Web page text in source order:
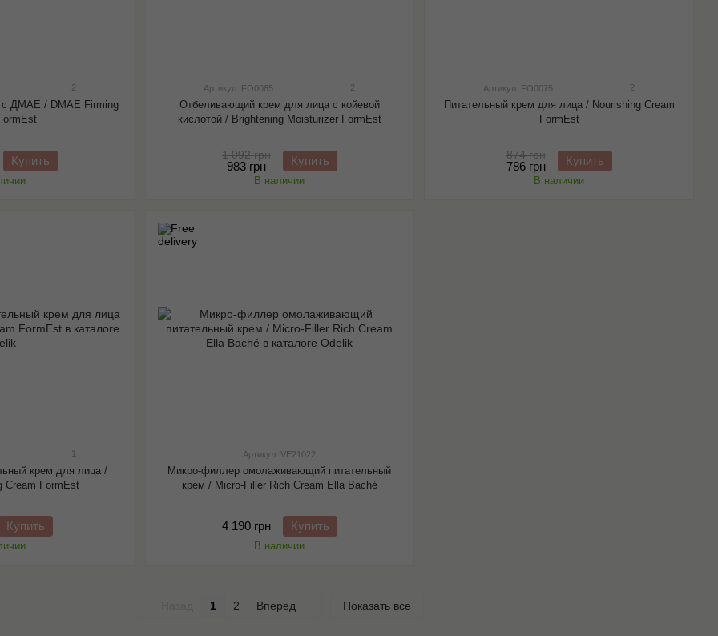
2
с ДМАЕ / DMAE Firming
Купить
Артикул: FO0065 2
Отбеливающий крем для лица с койевой
кислотой / Brightening Moisturizer FormEst
1 092 грн
983 грн Купить
В наличии
Артикул: FO0075 2
Питательный крем для лица / Nourishing Cream
FormEst
874 грн
786 грн Купить
В наличии
1
крем для лица /
Cream FormEst
Купить
Артикул: VE21022
Микро-филлер омолаживающий питательный
крем / Micro-Filler Rich Cream Ella Baché
4 190 грн Купить
В наличии
1 2 Вперед Показать все